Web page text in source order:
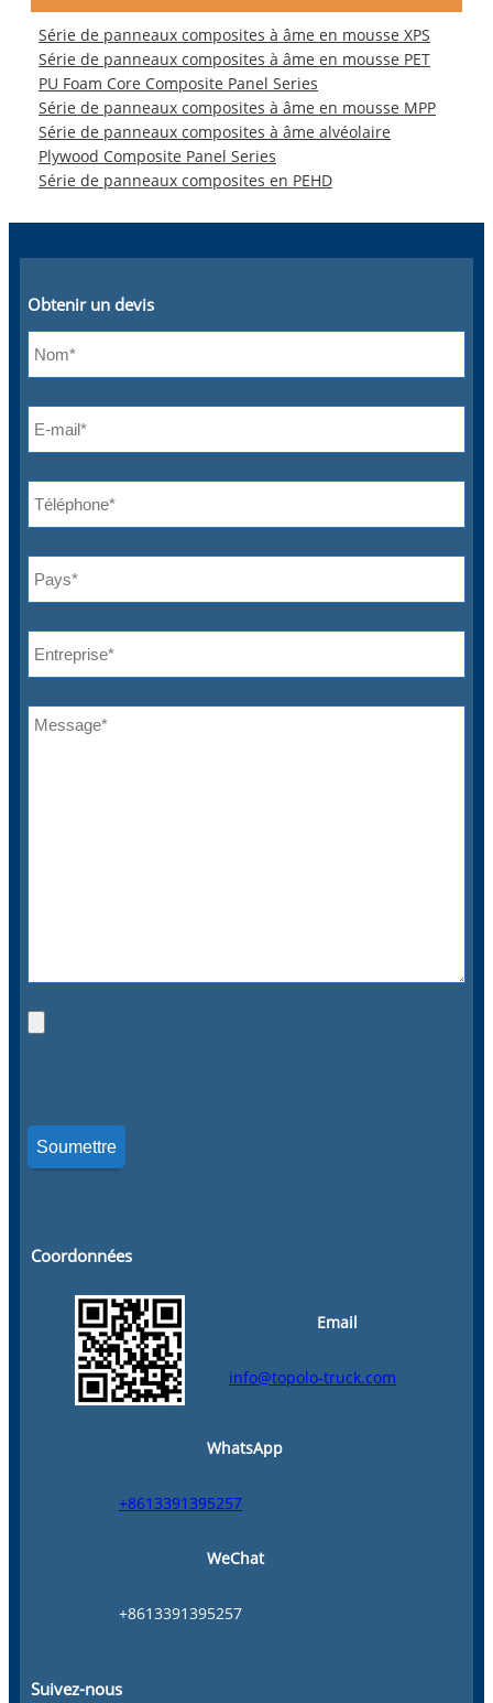
Série de panneaux composites à âme en mousse XPS
Série de panneaux composites à âme en mousse PET
PU Foam Core Composite Panel Series
Série de panneaux composites à âme en mousse MPP
Série de panneaux composites à âme alvéolaire
Plywood Composite Panel Series
Série de panneaux composites en PEHD
Obtenir un devis
Coordonnées
Email
info@topolo-truck.com
WhatsApp
+8613391395257
WeChat
+8613391395257
Suivez-nous